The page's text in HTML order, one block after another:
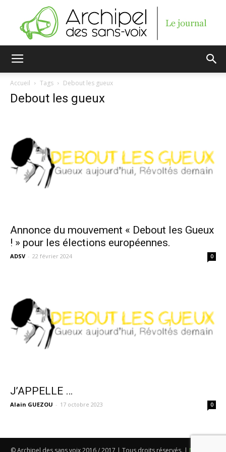
sans-
Accueil Tags Debout les gueux
Debout les gueux
Annonce du mouvement « Debout les Gueux
! » pour les élections européennes.
ADSV - 22 février 2024 0
J’APPELLE …
Alain GUEZOU - 17 octobre 2023 0
© Archipel des sans voix 2016 / 2017 | Tous droits réservés. | Mentions